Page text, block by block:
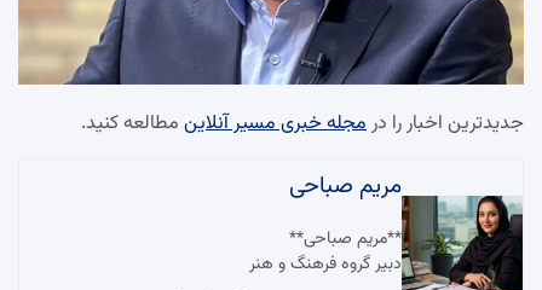
جدیدترین اخبار را درمجله خبری مسیر آنلاین مطالعه کنید.
مریم صباحی
**مریم صباحی**
دبیر گروه فرهنگ و هنر